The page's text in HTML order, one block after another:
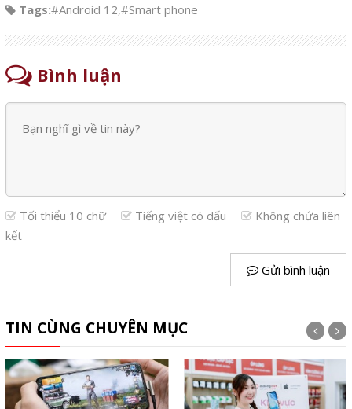
Tags:#Android 12,#Smart phone
Bình luận
Tối thiểu 10 chữ Tiếng việt có dấu
Không chứa liên
kết
Gửi bình luận
TIN CÙNG CHUYÊN MỤC